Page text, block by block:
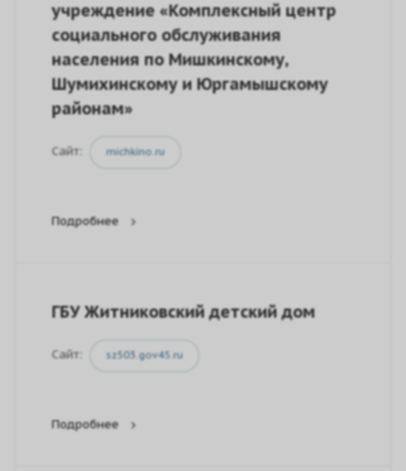
учреждение «Комплексный центр
социального обслуживания
населения по Мишкинскому,
Шумихинскому и Юргамышскому
районам»
Сайт: michkino.ru
Подробнее
ГБУ Житниковский детский дом
Сайт: sz503.gov45.ru
Подробнее